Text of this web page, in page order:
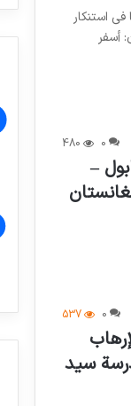
استنكار
أسفر
0
480
–
– أفغانستان
0
537
سيد